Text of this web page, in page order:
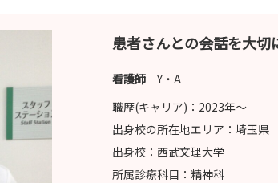
患者さんとの会話を大切
看護師 Y・A
職歴(キャリア)： 2023年〜
出身校の所在地エリア： 埼玉県
出身校： 西武文理大学
所属診療科目： 精神科